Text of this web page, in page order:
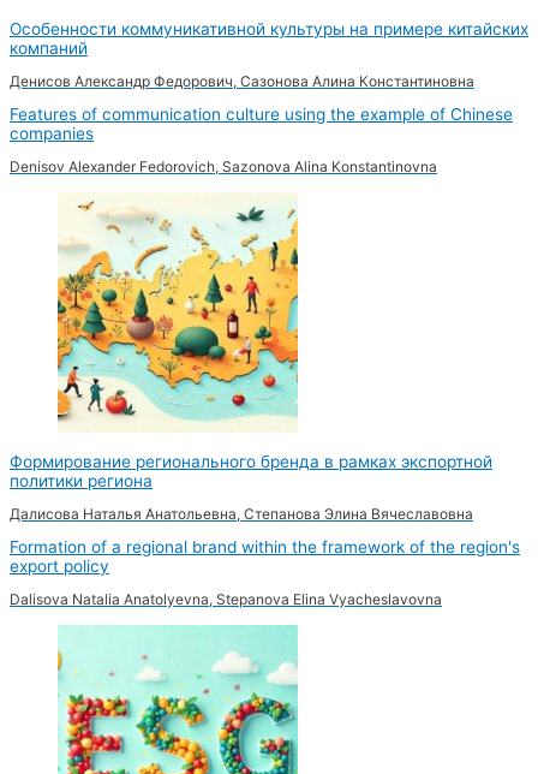
Особенности коммуникативной культуры на примере китайских
компаний
Денисов Александр Федорович, Сазонова Алина Константиновна
Features of communication culture using the example of Chinese
companies
Denisov Alexander Fedorovich, Sazonova Alina Konstantinovna
Формирование регионального бренда в рамках экспортной
политики региона
Далисова Наталья Анатольевна, Степанова Элина Вячеславовна
Formation of a regional brand within the framework of the region's
export policy
Dalisova Natalia Anatolyevna, Stepanova Elina Vyacheslavovna